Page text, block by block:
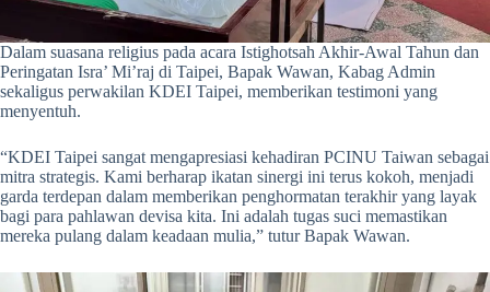
Dalam suasana religius pada acara Istighotsah Akhir-Awal Tahun dan
Peringatan Isra’ Mi’raj di Taipei, Bapak Wawan, Kabag Admin
sekaligus perwakilan KDEI Taipei, memberikan testimoni yang
menyentuh.
“KDEI Taipei sangat mengapresiasi kehadiran PCINU Taiwan sebagai
mitra strategis. Kami berharap ikatan sinergi ini terus kokoh, menjadi
garda terdepan dalam memberikan penghormatan terakhir yang layak
bagi para pahlawan devisa kita. Ini adalah tugas suci memastikan
mereka pulang dalam keadaan mulia,” tutur Bapak Wawan.